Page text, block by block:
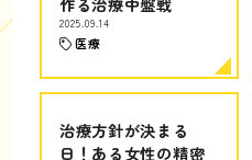
2025.09.14
医療
治療方針が決まる
日！ある女性の精密